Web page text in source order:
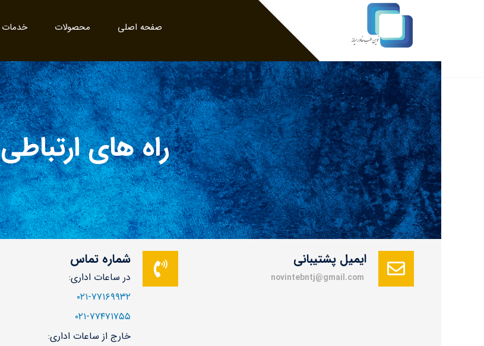
صفحه اصلی محصولات خدمات
راه های ارتباطی
ایمیل پشتیبانی شماره تماس
در ساعات اداری:
۰۲۱-۷۷۱۶۹۹۳۲
۰۲۱-۷۷۴۷۱۷۵۵
خارج از ساعات اداری: